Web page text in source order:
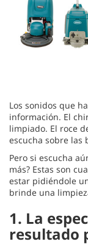
Los sonidos que
información. El
limpiado. El roce
escucha sobre las
Pero si escucha
más? Estas son
estar pidiéndole
brinde una
1. La
resultado